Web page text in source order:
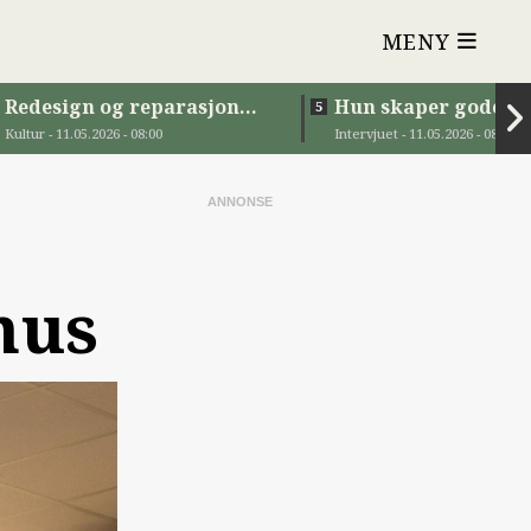
MENY
Redesign og reparasjon
for unge
Kultur - 11.05.2026 - 08:00
Hun skaper gode
møteplasser
Intervjuet - 11.05.2026 - 08:00